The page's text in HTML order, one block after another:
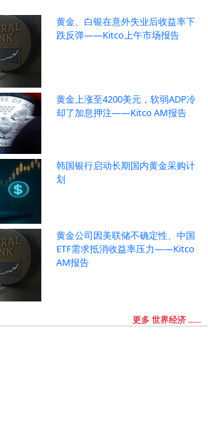
黄金、白银在意外失业后收益率下
跌反弹——Kitco上午市场报告
黄金上涨至4200美元，软弱ADP冷
却了加息押注——Kitco AM报告
韩国银行启动长期国内黄金采购计
划
黄金公司因美联储不确定性、中国
ETF需求抵消收益率压力——Kitco
AM报告
更多 世界经济 ......